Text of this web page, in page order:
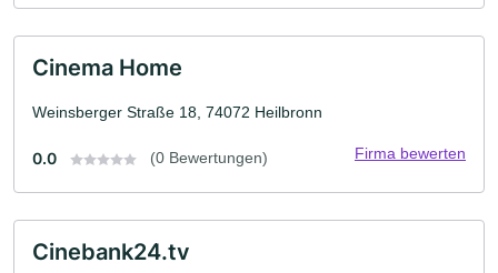
Cinema Home
Weinsberger Straße 18, 74072 Heilbronn
0.0 (0 Bewertungen) Firma bewerten
Cinebank24.tv